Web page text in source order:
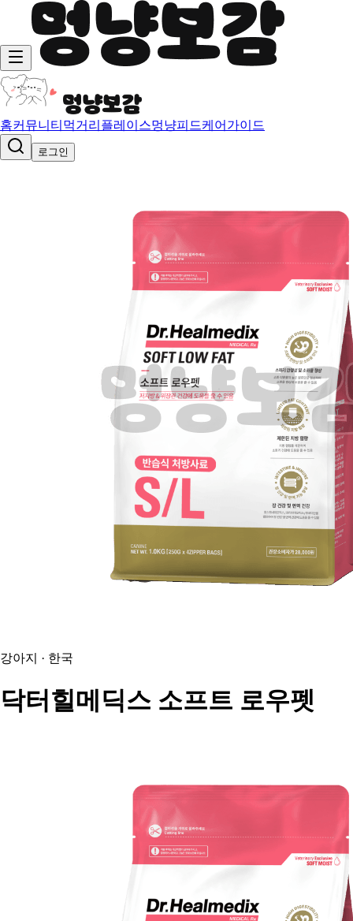
홈커뮤니티 먹거리 플레이스멍냥피드케어가이드
로그인
강아지 · 한국
닥터힐메딕스 소프트 로우펫